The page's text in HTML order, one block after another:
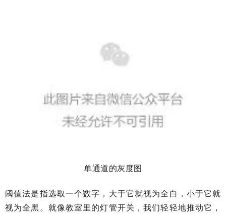
单通道的灰度图
阈值法是指选取一个数字，大于它就视为全白，小于它就
视为全黑。就像教室里的灯管开关，我们轻轻地推动它，